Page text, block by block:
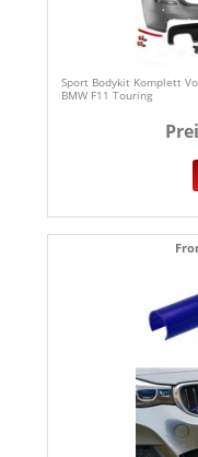
Sport Bodykit Komplett
BMW F11 Touring